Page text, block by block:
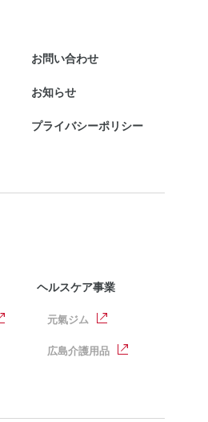
お問い合わせ
お知らせ
プライバシーポリシー
ヘルスケア事業
元氣ジム
広島介護用品